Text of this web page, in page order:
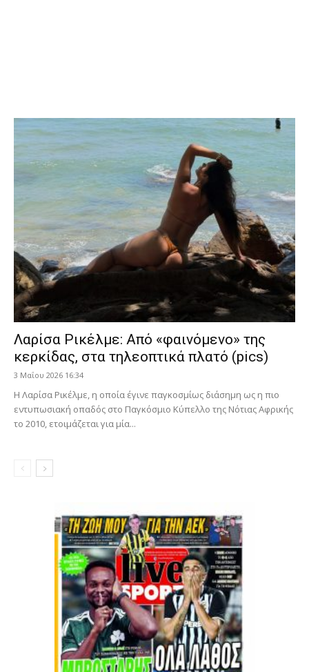
Λαρίσα Ρικέλμε: Από «φαινόμενο» της
κερκίδας, στα τηλεοπτικά πλατό (pics)
3 Μαΐου 2026 16:34
Η Λαρίσα Ρικέλμε, η οποία έγινε παγκοσμίως διάσημη ως η πιο
εντυπωσιακή οπαδός στο Παγκόσμιο Κύπελλο της Νότιας Αφρικής
το 2010, ετοιμάζεται για μία...